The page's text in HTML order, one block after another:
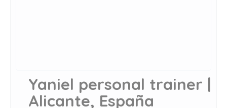
Yaniel personal trainer |
Alicante, España